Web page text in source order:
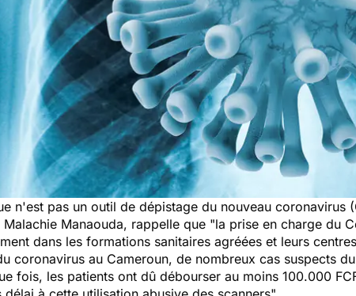
n'est pas un outil de dépistage du nouveau
Manaouda, rappelle que "la prise en charge du
dans les formations sanitaires agréées et leurs
coronavirus au Cameroun, de nombreux cas suspects
fois, les patients ont dû débourser au moins 100.000